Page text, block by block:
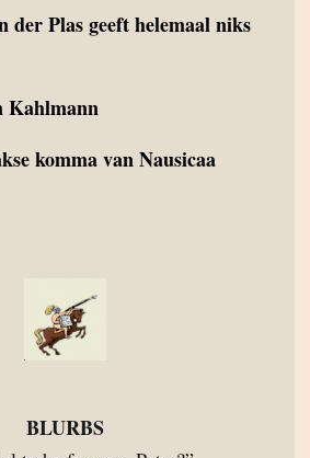
der Plas geeft helemaal niks
Kahlmann
komma van Nausicaa
BLURBS